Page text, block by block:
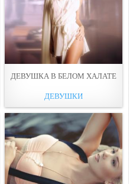
ДЕВУШКА В БЕЛОМ ХАЛАТЕ
ДЕВУШКИ